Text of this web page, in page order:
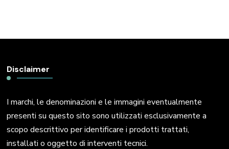
Disclaimer
I marchi, le denominazioni e le immagini eventualmente
presenti su questo sito sono utilizzati esclusivamente a
scopo descrittivo per identificare i prodotti trattati,
installati o oggetto di interventi tecnici.